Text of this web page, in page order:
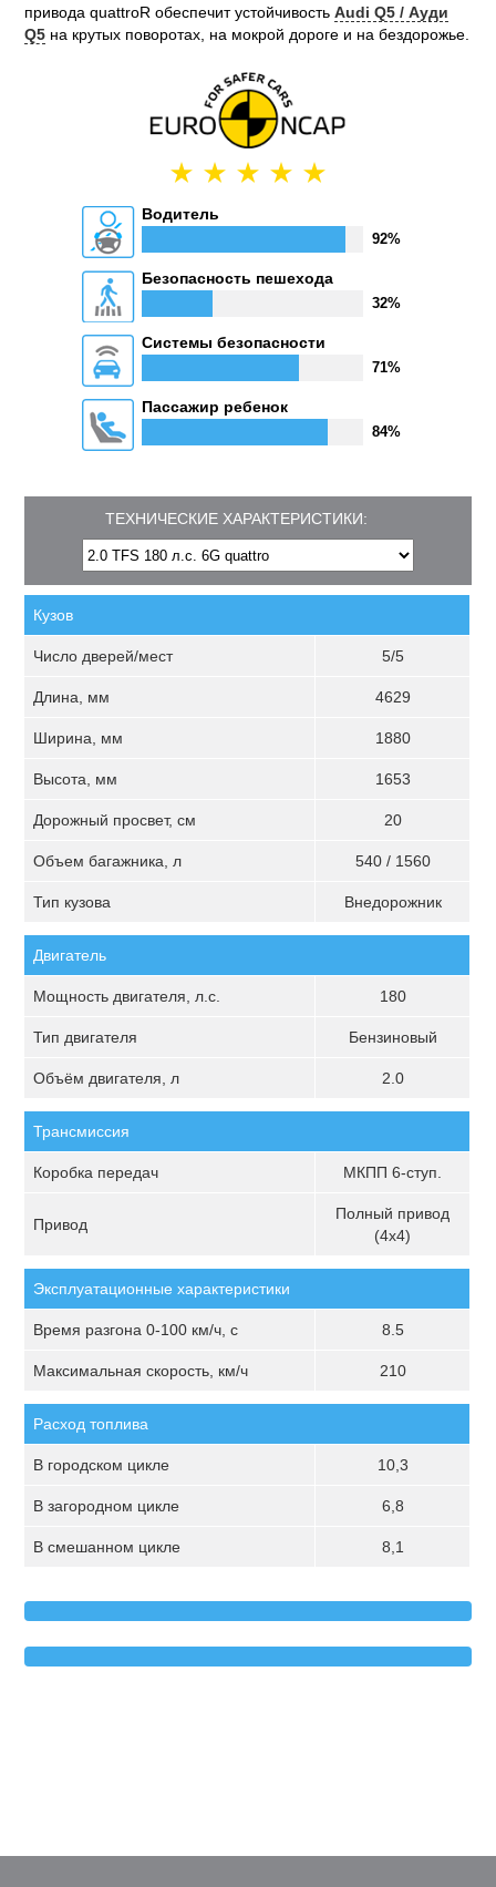
привода quattroR обеспечит устойчивостьAudi Q5 / Ауди
Q5 на крутых поворотах, на мокрой дороге и на бездорожье.
Водитель
92%
Безопасность пешехода
32%
Системы безопасности
71%
Пассажир ребенок
84%
ТЕХНИЧЕСКИЕ ХАРАКТЕРИСТИКИ:
Кузов
Число дверей/мест 5/5
Длина, мм 4629
Ширина, мм 1880
Высота, мм 1653
Дорожный просвет, см 20
Объем багажника, л 540 / 1560
Тип кузова Внедорожник
Двигатель
Мощность двигателя, л.с. 180
Тип двигателя Бензиновый
Объём двигателя, л 2.0
Трансмиссия
Коробка передач МКПП 6-ступ.
Привод
Полный привод
(4х4)
Эксплуатационные характеристики
Время разгона 0-100 км/ч, с 8.5
Максимальная скорость, км/ч 210
Расход топлива
В городском цикле 10,3
В загородном цикле 6,8
В смешанном цикле 8,1